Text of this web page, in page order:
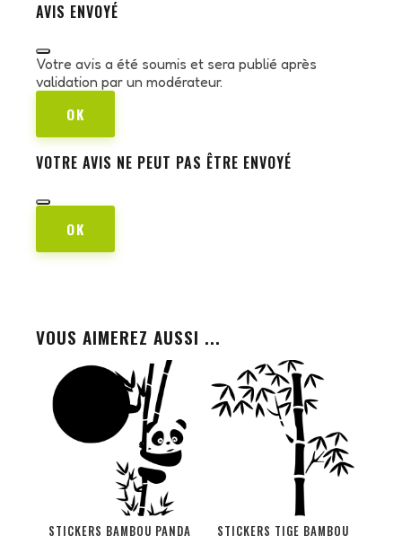
AVIS ENVOYÉ
Votre avis a été soumis et sera publié après
validation par un modérateur.
OK
VOTRE AVIS NE PEUT PAS ÊTRE ENVOYÉ
OK
VOUS AIMEREZ AUSSI ...
STICKERS BAMBOU PANDA
PERSONNALISER
STICKERS TIGE BAMBOU
PERSONNALISER